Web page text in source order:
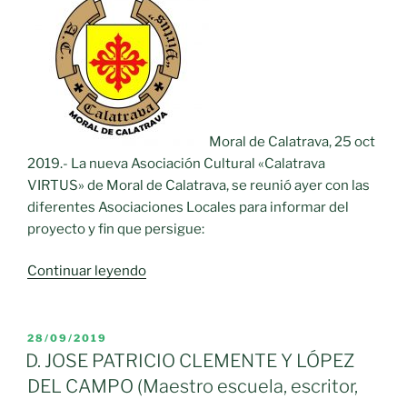
Moral de Calatrava, 25 oct
2019.- La nueva Asociación Cultural «Calatrava
VIRTUS» de Moral de Calatrava, se reunió ayer con las
diferentes Asociaciones Locales para informar del
proyecto y fin que persigue:
Continuar leyendo«Calatrava
con
asociaciones
PUBLICADO
EL
28/09/2019
D. JOSE PATRICIO CLEMENTE Y LÓPEZ
DEL CAMPO (Maestro escuela, escritor,